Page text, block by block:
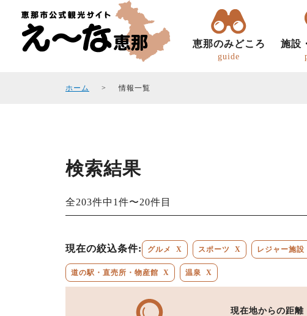
恵那のみどころ
guide
施設
トコトコ恵ちゃん(バスツアー)
ホーム 情報一覧
検索結果
全203件中1件〜20件目
現在の絞込条件: グルメ X スポーツ X レジャー施設
道の駅・直売所・物産館 X 温泉 X
現在地からの距離